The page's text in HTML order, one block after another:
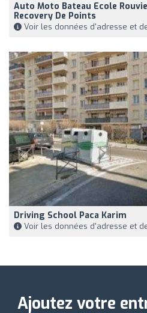
Auto Moto Bateau Ecole
Recovery De Points
Voir les données d'adresse et
Driving School Paca Karim
Voir les données d'adresse et
Ajoutez votre